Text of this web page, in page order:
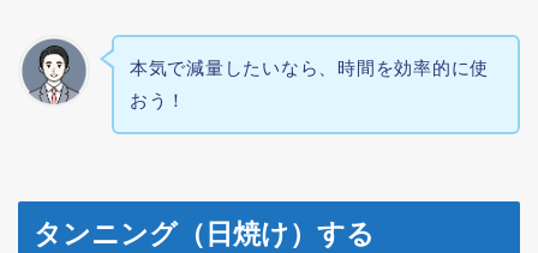
本気で減量したいなら、時間を効率的に使
おう！
タンニング（日焼け）する